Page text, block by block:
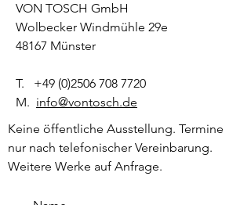
VON TOSCH GmbH
Wolbecker Windmühle 29e
48167 Münster
T. +49 (0)2506 708 7720
M. info@vontosch.de
Keine öffentliche Ausstellung. Termine
nur nach telefonischer Vereinbarung.
Weitere Werke auf Anfrage.